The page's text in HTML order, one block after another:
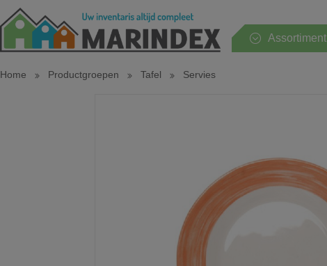
Assortiment
Home Productgroepen Tafel Servies
Sanitair